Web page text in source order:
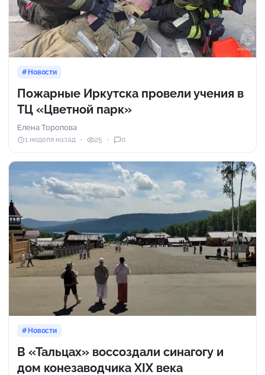
Новости
Пожарные Иркутска провели учения в
ТЦ «Цветной парк»
Елена Торопова
1 неделя назад 25 0
Новости
В «Тальцах» воссоздали синагогу и
дом конезаводчика XIX века